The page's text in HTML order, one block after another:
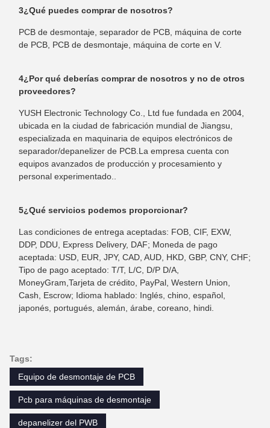
3¿Qué puedes comprar de nosotros?
PCB de desmontaje, separador de PCB, máquina de corte
de PCB, PCB de desmontaje, máquina de corte en V.
4¿Por qué deberías comprar de nosotros y no de otros
proveedores?
YUSH Electronic Technology Co., Ltd fue fundada en 2004,
ubicada en la ciudad de fabricación mundial de Jiangsu,
especializada en maquinaria de equipos electrónicos de
separador/depanelizer de PCB.La empresa cuenta con
equipos avanzados de producción y procesamiento y
personal experimentado..
5¿Qué servicios podemos proporcionar?
Las condiciones de entrega aceptadas: FOB, CIF, EXW,
DDP, DDU, Express Delivery, DAF; Moneda de pago
aceptada: USD, EUR, JPY, CAD, AUD, HKD, GBP, CNY, CHF;
Tipo de pago aceptado: T/T, L/C, D/P D/A,
MoneyGram,Tarjeta de crédito, PayPal, Western Union,
Cash, Escrow; Idioma hablado: Inglés, chino, español,
japonés, portugués, alemán, árabe, coreano, hindi.
Tags:
Equipo de desmontaje de PCB
Pcb para máquinas de desmontaje
depanelizer del PWB